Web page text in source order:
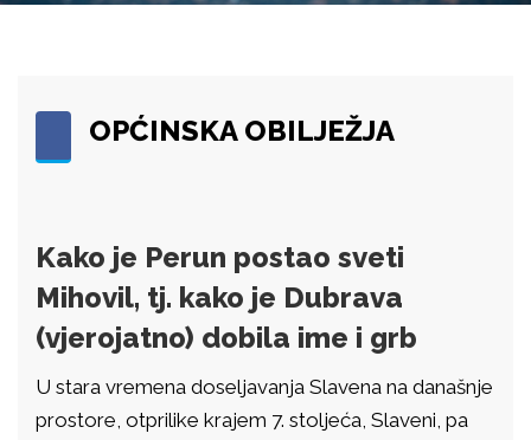
OPĆINSKA OBILJEŽJA
Kako je Perun postao sveti
Mihovil, tj. kako je Dubrava
(vjerojatno) dobila ime i grb
U stara vremena doseljavanja Slavena na današnje
prostore, otprilike krajem 7. stoljeća, Slaveni, pa